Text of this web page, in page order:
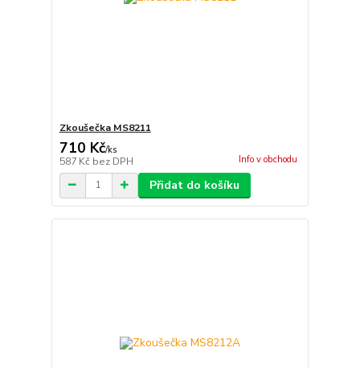
Zkoušečka MS8211
710 Kč/ks
587 Kč bez DPH Info v obchodu
Přidat do košíku